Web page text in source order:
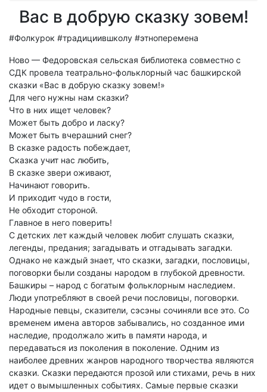
Вас в добрую сказку зовем!
#Фолкурок #традициившколу #этноперемена
Ново — Федоровская сельская библиотека совместно с
СДК провела театрально-фольклорный час башкирской
сказки «Вас в добрую сказку зовем!»
Для чего нужны нам сказки?
Что в них ищет человек?
Может быть добро и ласку?
Может быть вчерашний снег?
В сказке радость побеждает,
Сказка учит нас любить,
В сказке звери оживают,
Начинают говорить.
И приходит чудо в гости,
Не обходит стороной.
Главное в него поверить!
С детских лет каждый человек любит слушать сказки,
легенды, предания; загадывать и отгадывать загадки.
Однако не каждый знает, что сказки, загадки, пословицы,
поговорки были созданы народом в глубокой древности.
Башкиры – народ с богатым фольклорным наследием.
Люди употребляют в своей речи пословицы, поговорки.
Народные певцы, сказители, сэсэны сочиняли все это. Со
временем имена авторов забывались, но созданное ими
наследие, продолжало жить в памяти народа, и
передаваться из поколения в поколение. Одним из
наиболее древних жанров народного творчества являются
сказки. Сказки передаются прозой или стихами, речь в них
идет о вымышленных событиях. Самые первые сказки